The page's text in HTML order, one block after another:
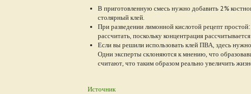
В приготовленную смесь нужно добавить 2%
столярный клей.
При разведении лимонной кислотой рецепт
рассчитать, поскольку концентрация
Если вы решили использовать клей ПВА, здесь
Одни эксперты склоняются к мнению, что
считают, что таким образом реально увеличить
Источник